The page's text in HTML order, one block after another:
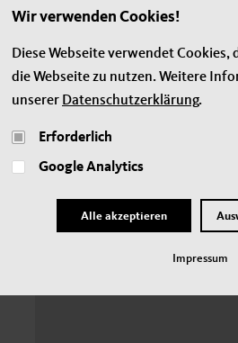
Wir verwenden Cookies!
Diese Webseite verwendet Cookies,
die Webseite zu nutzen. Weitere
unserer Datenschutzerklärung.
Erforderlich
Google Analytics
Alle akzeptieren
Impressum